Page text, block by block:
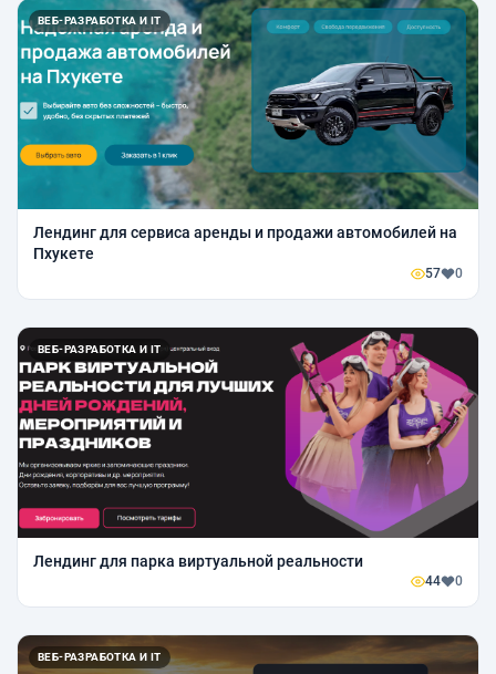
ВЕБ-РАЗРАБОТКА И IT
Лендинг для сервиса аренды и продажи автомобилей на
Пхукете
57 0
ВЕБ-РАЗРАБОТКА И IT
Лендинг для парка виртуальной реальности
44 0
ВЕБ-РАЗРАБОТКА И IT